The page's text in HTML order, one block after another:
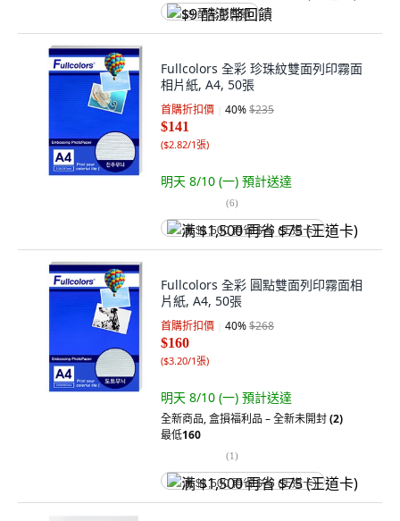
$9 酷澎幣回饋
Fullcolors 全彩 珍珠紋雙面列印霧面
相片紙, A4, 50張
首購折扣價 40%$235
$141
($2.82/1張)
明天 8/10 (一) 預計送達
(6)
满 $1,500 再省 $75 (王道卡)
Fullcolors 全彩 圓點雙面列印霧面相
片紙, A4, 50張
首購折扣價 40%$268
$160
($3.20/1張)
明天 8/10 (一) 預計送達
全新商品,盒損福利品 – 全新未開封(2)
最低160
(1)
满 $1,500 再省 $75 (王道卡)